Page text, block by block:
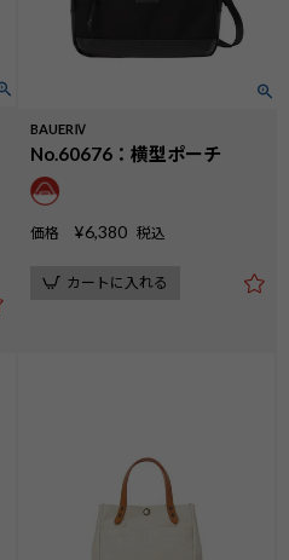
BAUERⅣ
No.60676：横型ポーチ
価格 ¥6,380 税込
カートに入れる